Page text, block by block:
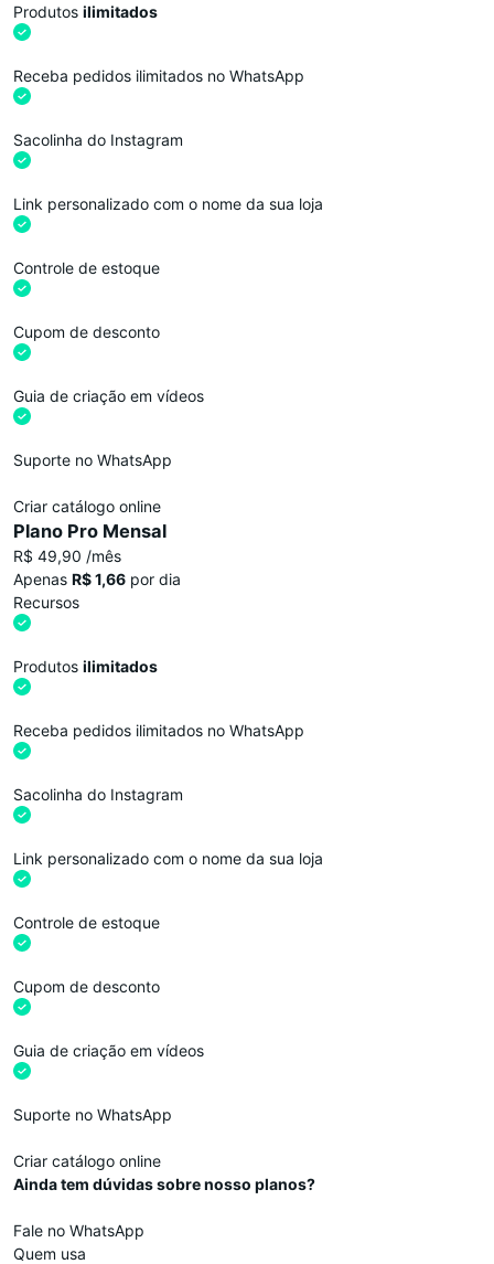
Produtos ilimitados
Receba pedidos ilimitados no WhatsApp
Sacolinha do Instagram
Link personalizado com o nome da sua loja
Controle de estoque
Cupom de desconto
Guia de criação em vídeos
Suporte no WhatsApp
Criar catálogo online
Plano Pro Mensal
R$ 49,90 /mês
Apenas R$ 1,66 por dia
Recursos
Produtos ilimitados
Receba pedidos ilimitados no WhatsApp
Sacolinha do Instagram
Link personalizado com o nome da sua loja
Controle de estoque
Cupom de desconto
Guia de criação em vídeos
Suporte no WhatsApp
Criar catálogo online
Ainda tem dúvidas sobre nosso planos?
Fale no WhatsApp
Quem usa